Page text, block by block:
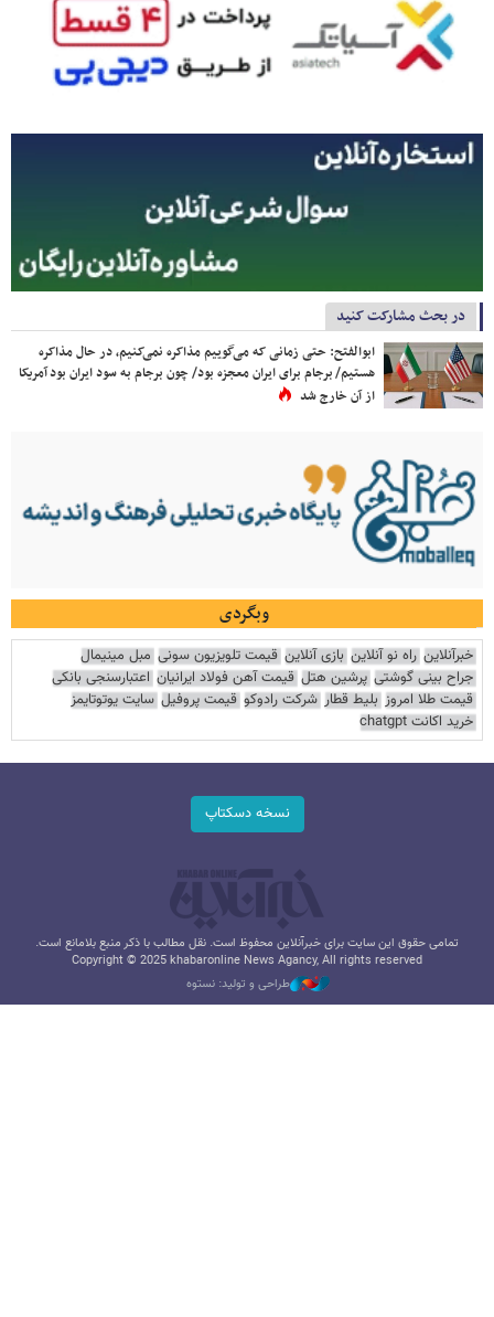
در بحث مشارکت کنید
ابوالفتح: حتی زمانی که می‌گوییم مذاکره نمی‌کنیم، در حال مذاکره
هستیم/ برجام برای ایران معجزه بود/ چون برجام به سود ایران بود آمریکا
از آن خارج شد
وبگردی
خبرآنلاین راه نو آنلاین بازی آنلاین قیمت تلویزیون سونی مبل مینیمال
جراح بینی گوشتی پرشین هتل قیمت آهن فولاد ایرانیان اعتبارسنجی بانکی
قیمت طلا امروز بلیط قطار شرکت رادوکو قیمت پروفیل سایت یوتوتایمز
خرید اکانت chatgpt
نسخه دسکتاپ
تمامی حقوق این سایت برای خبرآنلاین محفوظ است. نقل مطالب با ذکر منبع بلامانع است.
Copyright © 2025 khabaronline News Agancy, All rights reserved
طراحی و تولید: نستوه